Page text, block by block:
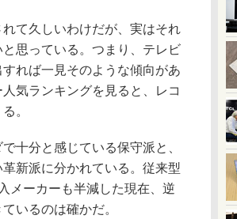
て久しいわけだが、実はそれ
思っている。つまり、テレビ
れば一見そのような傾向があ
気ランキングを見ると、レコ
。
十分と感じている保守派と、
新派に分かれている。従来型
メーカーも半減した現在、逆
いるのは確かだ。